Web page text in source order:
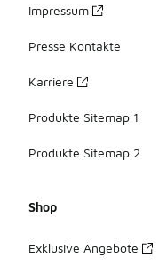
Impressum
Presse Kontakte
Karriere
Produkte Sitemap 1
Produkte Sitemap 2
Shop
Exklusive Angebote